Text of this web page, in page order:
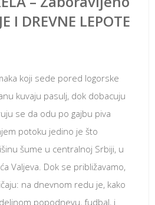
I DREVNE LEPOTE
koji sede pored logorske
kuvaju pasulj, dok dobacuju
se da odu po gajbu piva
potoku jedino je što
šume u centralnoj Srbiji, u
Valjeva. Dok se približavamo,
na dnevnom redu je, kako
popodnevu, fudbal, i